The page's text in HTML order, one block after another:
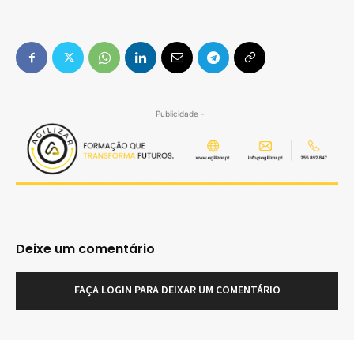
- Publicidade -
Deixe um comentário
FAÇA LOGIN PARA DEIXAR UM COMENTÁRIO